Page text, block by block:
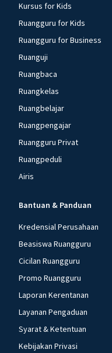
Kursus for Kids
Ruangguru for Kids
Ruangguru for Business
Ruanguji
Ruangbaca
Ruangkelas
Ruangbelajar
Ruangpengajar
Ruangguru Privat
Ruangpeduli
Airis
Bantuan & Panduan
Kredensial Perusahaan
Beasiswa Ruangguru
Cicilan Ruangguru
Promo Ruangguru
Laporan Kerentanan
Layanan Pengaduan
Syarat & Ketentuan
Kebijakan Privasi